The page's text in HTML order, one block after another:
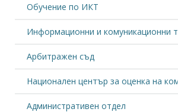
Обучение по ИКТ
Информационни и комуникационни
Арбитражен съд
Национален център за оценка на
Административен отдел